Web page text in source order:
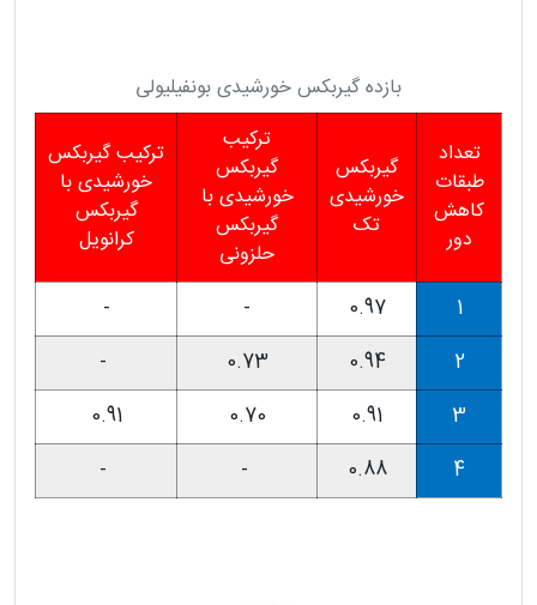
بازده گیربکس خورشیدی بونفیلیولی
تعداد
طبقات
کاهش
دور
گیربکس
خورشیدی
تک
ترکیب
گیربکس
خورشیدی با
گیربکس
حلزونی
ترکیب گیربکس
خورشیدی با
گیربکس
کرانویل
1
0.97
-
-
2
0.94
0.73
-
3
0.91
0.70
0.91
4
0.88
-
-